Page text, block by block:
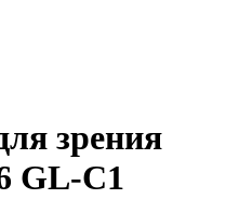
зрения
GL-C1